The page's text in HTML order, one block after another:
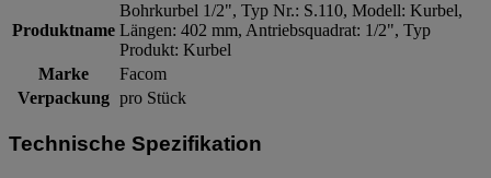
Produktname
Bohrkurbel 1/2", Typ Nr.: S.110, Modell: Kurbel,
Längen: 402 mm, Antriebsquadrat: 1/2", Typ
Produkt: Kurbel
Marke
Facom
Verpackung pro Stück
Technische Spezifikation